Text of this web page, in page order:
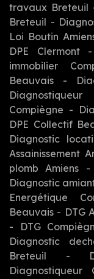
travaux Breteuil
Breteuil -
Loi Boutin
DPE Clermont-
immobilier
Beauvais -
Diagnostiqueur
Compiègne -
DPE Collectif
Diagnostic
Assainissement
plomb Amiens -
Diagnostic
Energétique
Beauvais - DTG
-
DTG
Diagnostic
Breteuil -
Diagnostiqueur